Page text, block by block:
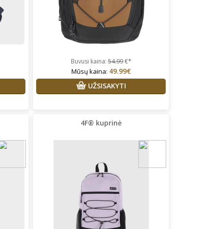
nors. Aptarnavimas puikus!😊😉
Buvusi kaina:54.99€*
Mūsų kaina: 49.99€
UŽSISAKYTI
4F® kuprinė